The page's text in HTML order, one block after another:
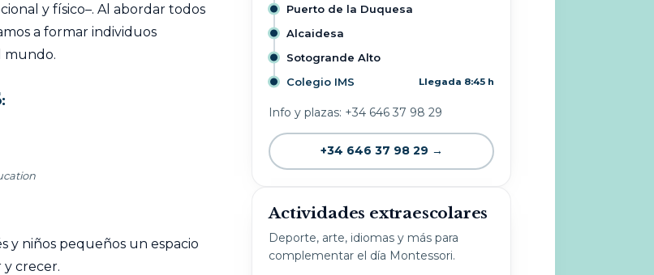
y físico–. Al abordar todos
a formar individuos
mundo.
:
y niños pequeños un espacio
crecer.
Puerto de la Duquesa
Alcaidesa
Sotogrande Alto
Colegio IMS
Llegada 8:45 h
Info y plazas: +34 646 37 98 29
+34 646 37 98 29 →
Actividades extraescolares
Deporte, arte, idiomas y más para
complementar el día Montessori.